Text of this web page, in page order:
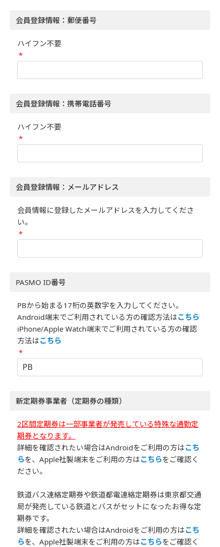
会員登録情報：郵便番号
ハイフン不要
*
会員登録情報：携帯電話番号
ハイフン不要
*
会員登録情報：メールアドレス
会員情報に登録したメールアドレスを入力してくださ
い。
*
PASMO ID番号
PBから始まる17桁の英数字を入力してください。
Android端末でご利用されている方の確認方法はこちら
iPhone/Apple Watch端末でご利用されている方の確認
方法はこちら
*
新定期券事業者（定期券の種類）
2区間定期券は一部事業者が発売している特殊な通勤定
期券となります。
詳細を確認されたい場合はAndroidをご利用の方はこち
らを、Apple社製端末をご利用の方はこちらをご確認く
ださい。
鉄道バス連絡定期券や鉄道都電連絡定期券は東京都交通
局が発売している鉄道とバスがセットになったお得な定
期券です。
詳細を確認されたい場合はAndroidをご利用の方はこち
らを、Apple社製端末をご利用の方はこちらをご確認く